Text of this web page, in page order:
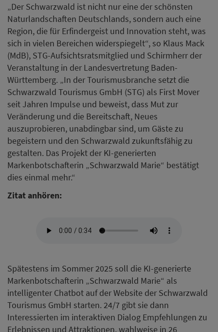
„Der Schwarzwald ist nicht nur eine der schönsten
Naturlandschaften Deutschlands, sondern auch eine
Region, die für Erfindergeist und Innovation steht, was
sich in vielen Bereichen widerspiegelt“, so Klaus Mack
(MdB), STG-Aufsichtsratsmitglied und Schirmherr der
Veranstaltung in der Landesvertretung Baden-
Württemberg. „In der Tourismusbranche setzt die
Schwarzwald Tourismus GmbH (STG) als First Mover
seit Jahren Impulse und beweist, dass Mut zur
Veränderung und die Bereitschaft, Neues
auszuprobieren, unabdingbar sind, um Gäste zu
begeistern und den Schwarzwald zukunftsfähig zu
gestalten. Das Projekt der KI-generierten
Markenbotschafterin „Schwarzwald Marie“ bestätigt
dies einmal mehr.“
Zitat anhören:
Spätestens im Sommer 2025 soll die KI-generierte
Markenbotschafterin „Schwarzwald Marie“ als
intelligenter Chatbot auf der Website der Schwarzwald
Tourismus GmbH starten. 24/7 gibt sie dann
Interessierten im interaktiven Dialog Empfehlungen zu
Erlebnissen und Attraktionen, wahlweise in 26